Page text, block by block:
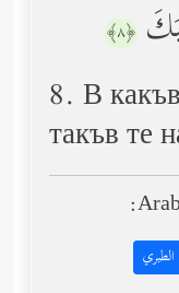
﴿٨﴾
8. В
такъв те
الطبري